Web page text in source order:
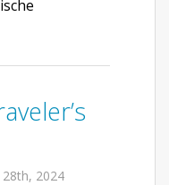
28th, 2024